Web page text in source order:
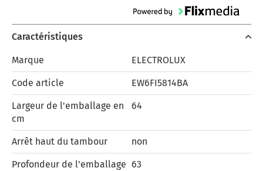
Caractéristiques
Marque ELECTROLUX
Code article EW6FI5814BA
Largeur de l'emballage en
cm
64
Arrêt haut du tambour non
Profondeur de l'emballage 63